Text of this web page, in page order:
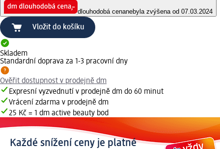
dlouhodobá cenanebyla zvýšena od 07.03.2024
Vložit do košíku
Skladem
Standardní doprava za 1-3 pracovní dny
Ověřit dostupnost v prodejně dm
Expresní vyzvednutí v prodejně dm do 60 minut
Vrácení zdarma v prodejně dm
25 Kč = 1 dm active beauty bod
Každé snížení ceny je platné